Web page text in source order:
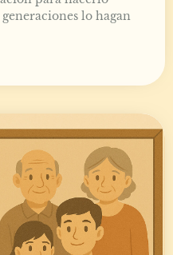
lo hagan